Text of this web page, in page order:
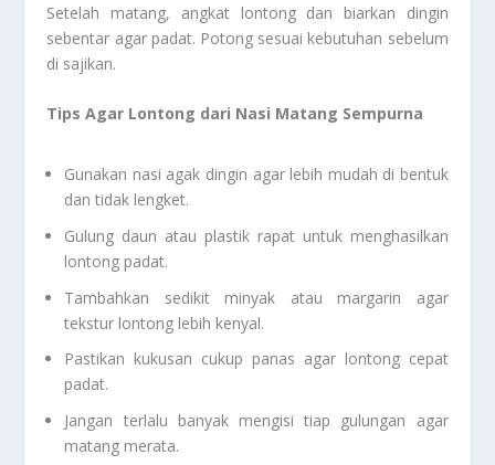
Setelah matang, angkat lontong dan biarkan dingin
sebentar agar padat. Potong sesuai kebutuhan sebelum
di sajikan.
Tips Agar Lontong dari Nasi Matang Sempurna
Gunakan nasi agak dingin agar lebih mudah di bentuk
dan tidak lengket.
Gulung daun atau plastik rapat untuk menghasilkan
lontong padat.
Tambahkan sedikit minyak atau margarin agar
tekstur lontong lebih kenyal.
Pastikan kukusan cukup panas agar lontong cepat
padat.
Jangan terlalu banyak mengisi tiap gulungan agar
matang merata.